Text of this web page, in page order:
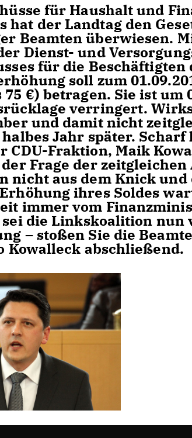
für Haushalt und
hat der Landtag den
Beamten überwiesen.
Dienst- und
für die Beschäftigten
soll zum
75 €) betragen. Sie ist
verringert.
und damit nicht
Jahr später.
CDU-Fraktion, Maik
Frage der
nicht aus dem Knick und
ihres Soldes
immer vom
die Linkskoalition nun
– stoßen Sie die
Kowalleck abschließend.